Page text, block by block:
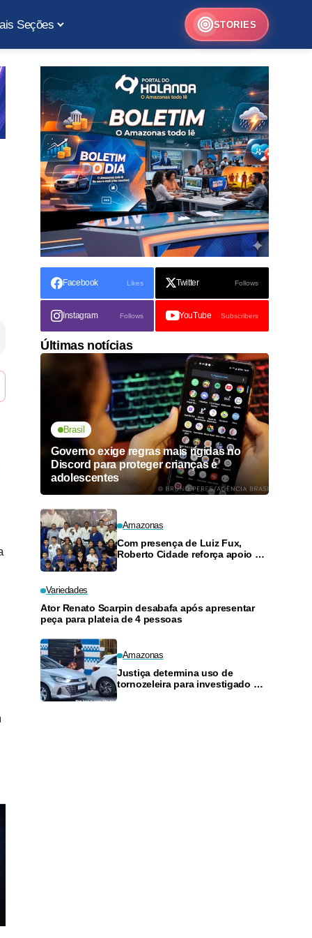
Seções STORIES
Facebook Likes Twitter Follows
Instagram Follows YouTube Subscribers
Últimas notícias
Brasil
Governo exige regras mais rígidas no
Discord para proteger crianças e
adolescentes
Amazonas
Com presença de Luiz Fux,
Roberto Cidade reforça apoio a
Variedades
Ator Renato Scarpin desabafa após apresentar
peça para plateia de 4 pessoas
Amazonas
Justiça determina uso de
tornozeleira para investigado por